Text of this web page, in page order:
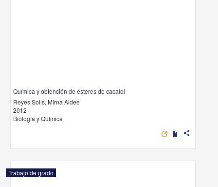
Química y obtención de ésteres de cacalol
Reyes Solis, Mirna Aidee
2012
Biología y Química
share
Trabajo de grado